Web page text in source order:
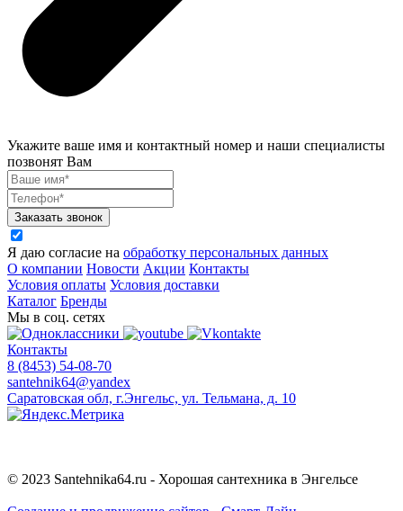
Укажите ваше имя и контактный номер и наши специалисты
позвонят Вам
Заказать звонок
Я даю согласие на обработку персональных данных
О компании Новости Акции Контакты
Условия оплаты Условия доставки
Каталог Бренды
Мы в соц. сетях
Контакты
8 (8453) 54-08-70
santehnik64@yandex
Саратовская обл, г.Энгельс, ул. Тельмана, д. 10
© 2023 Santehnika64.ru - Хорошая сантехника в Энгельсе